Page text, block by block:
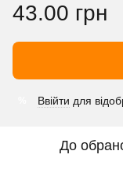
43.00 грн
Ввійти для
До